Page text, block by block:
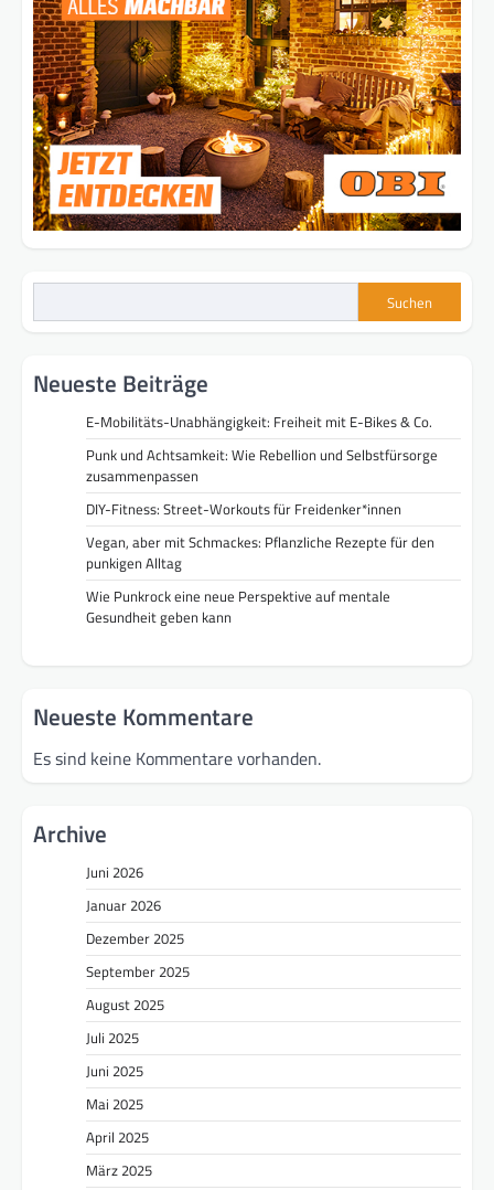
Suchen
Neueste Beiträge
E-Mobilitäts-Unabhängigkeit: Freiheit mit E-Bikes & Co.
Punk und Achtsamkeit: Wie Rebellion und Selbstfürsorge
zusammenpassen
DIY-Fitness: Street-Workouts für Freidenker*innen
Vegan, aber mit Schmackes: Pflanzliche Rezepte für den
punkigen Alltag
Wie Punkrock eine neue Perspektive auf mentale
Gesundheit geben kann
Neueste Kommentare
Es sind keine Kommentare vorhanden.
Archive
Juni 2026
Januar 2026
Dezember 2025
September 2025
August 2025
Juli 2025
Juni 2025
Mai 2025
April 2025
März 2025